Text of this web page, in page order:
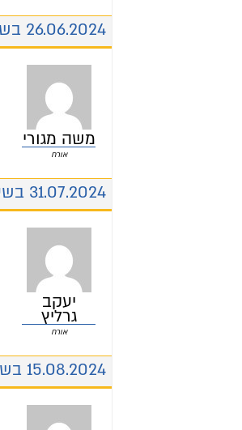
26.06.2024 בשעה 9:35
משה מגורי
אורח
31.07.2024 בשעה 10:33
יעקב
גרליץ
אורח
15.08.2024 בשעה 13:53